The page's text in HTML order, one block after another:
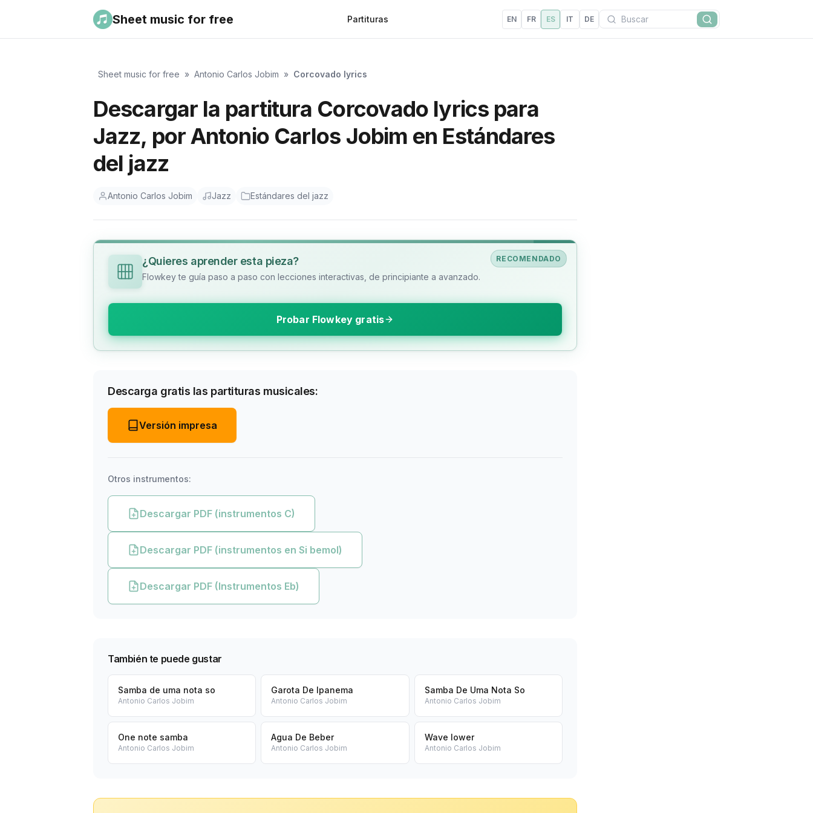
Sheet music for free Partituras EN FR ES IT DE Buscar
Buscar
Sheet music for free » Antonio Carlos Jobim » Corcovado lyrics
Descargar la partitura Corcovado lyrics para
Jazz, por Antonio Carlos Jobim en Estándares
del jazz
Antonio Carlos Jobim Jazz Estándares del jazz
RECOMENDADO
¿Quieres aprender esta pieza?
Flowkey te guía paso a paso con lecciones interactivas, de principiante a avanzado.
Probar Flowkey gratis
Descarga gratis las partituras musicales:
Versión impresa
Otros instrumentos:
Descargar PDF (instrumentos C)
Descargar PDF (instrumentos en Si bemol)
Descargar PDF (Instrumentos Eb)
También te puede gustar
Samba de uma nota so
Antonio Carlos Jobim
Garota De Ipanema
Antonio Carlos Jobim
Samba De Uma Nota So
Antonio Carlos Jobim
One note samba
Antonio Carlos Jobim
Agua De Beber
Antonio Carlos Jobim
Wave lower
Antonio Carlos Jobim